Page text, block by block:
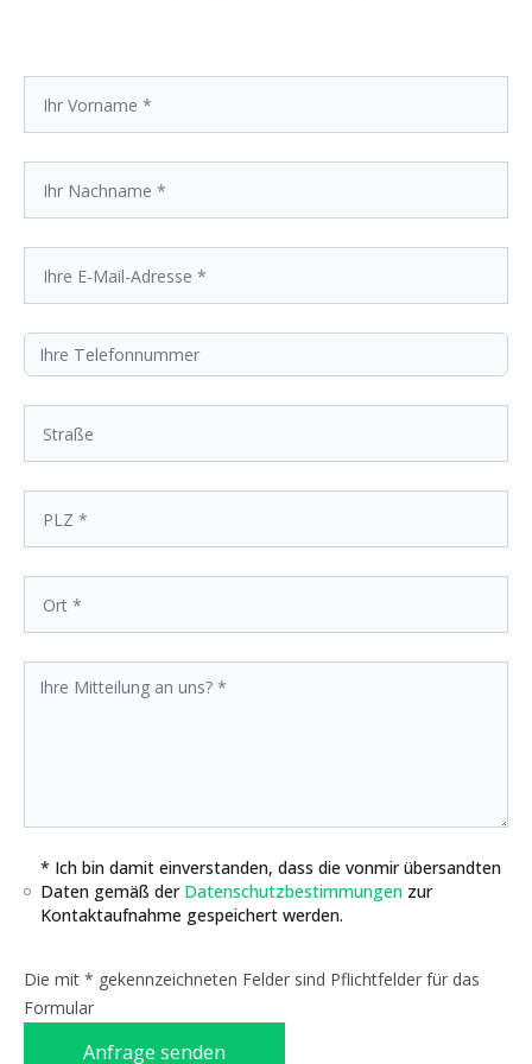
* Ich bin damit einverstanden, dass die vonmir übersandten
Daten gemäß der Datenschutzbestimmungen zur
Kontaktaufnahme gespeichert werden.
Die mit * gekennzeichneten Felder sind Pflichtfelder für das
Formular
Anfrage senden